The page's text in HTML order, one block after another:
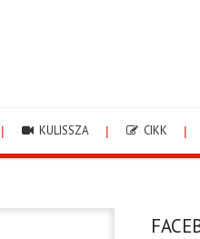
KULISSZA CIKK